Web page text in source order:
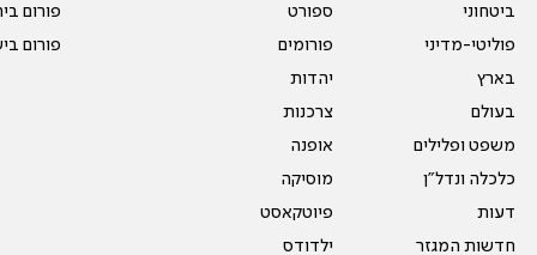
ביטחוני
פוליטי-מדיני
בארץ
בעולם
משפט ופלילים
כלכלה ונדל"ן
דעות
חדשות המגזר
ספורט
פורומים
יהדות
צרכנות
אופנה
מוסיקה
פיוטקאסט
ילדודס
פורום
פורום